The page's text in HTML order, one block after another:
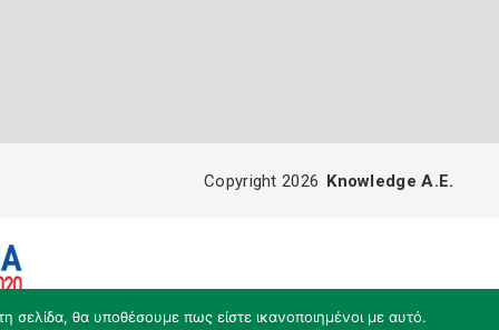
σελίδα, θα υποθέσουμε πως είστε ικανοποιημένοι με αυτό.
Copyright 2026 Knowledge A.E.